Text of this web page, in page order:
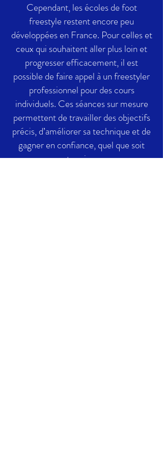
Cependant, les écoles de foot
freestyle restent encore peu
développées en France. Pour celles et
ceux qui souhaitent aller plus loin et
progresser efficacement, il est
possible de faire appel à un freestyler
professionnel pour des cours
individuels. Ces séances sur mesure
permettent de travailler des objectifs
précis, d’améliorer sa technique et de
gagner en confiance, quel que soit
votre niveau.​